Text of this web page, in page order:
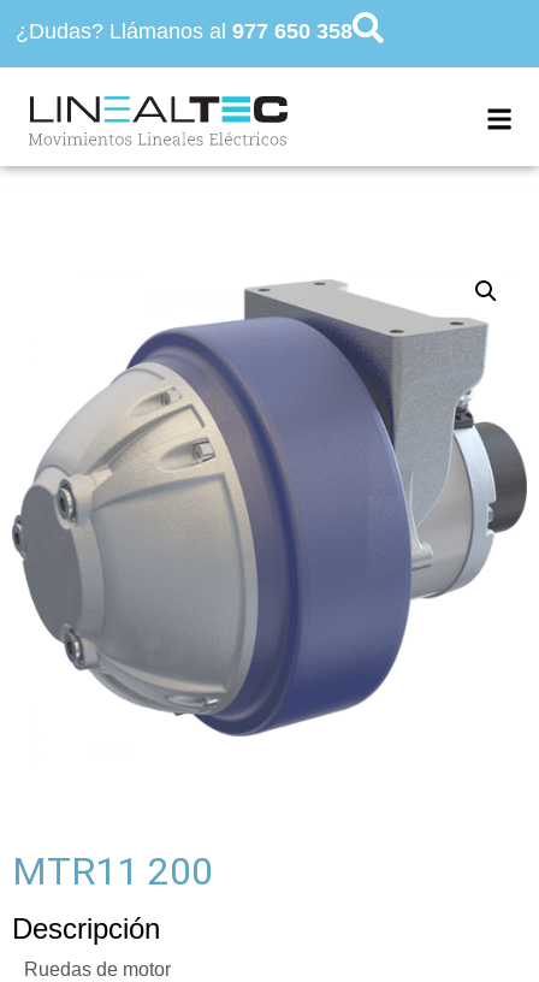
¿Dudas? Llámanos al 977 650 358
MTR11 200
Descripción
Ruedas de motor